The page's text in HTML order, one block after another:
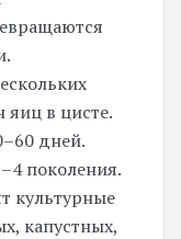
яиц в цисте.
дней.
поколения.
культурные
капустных,